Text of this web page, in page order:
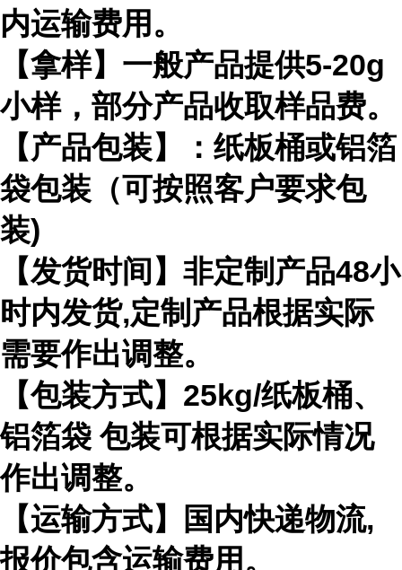
内运输费用。
【拿样】一般产品提供5-20g
小样，部分产品收取样品费。
【产品包装】：纸板桶或铝箔
袋包装（可按照客户要求包
装)
【发货时间】非定制产品48小
时内发货,定制产品根据实际
需要作出调整。
【包装方式】25kg/纸板桶、
铝箔袋 包装可根据实际情况
作出调整。
【运输方式】国内快递物流,
报价包含运输费用。